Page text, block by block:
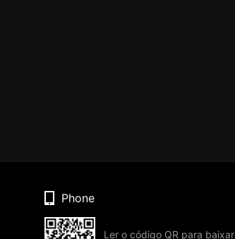
Phone
Ler o código QR para baixar